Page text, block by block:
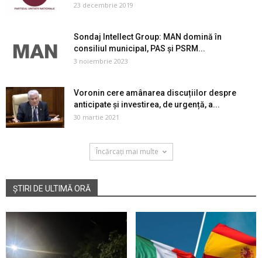
23 decembrie 2019
Sondaj Intellect Group: MAN domină în
consiliul municipal, PAS și PSRM...
3 noiembrie 2023
Voronin cere amânarea discuțiilor despre
anticipate și investirea, de urgență, a...
30 martie 2021
Încărcați mai multe
ȘTIRI DE ULTIMĂ ORĂ